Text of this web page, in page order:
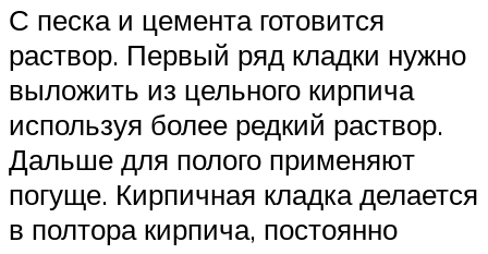
С песка и цемента готовится
раствор. Первый ряд кладки нужно
выложить из цельного кирпича
используя более редкий раствор.
Дальше для полого применяют
погуще. Кирпичная кладка делается
в полтора кирпича, постоянно